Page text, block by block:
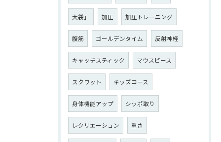
大袋」 加圧 加圧トレーニング
腹筋 ゴールデンタイム 反射神経
キャッチスティック マウスピース
スクワット キッズコース
身体機能アップ シッポ取り
レクリエーション 重さ